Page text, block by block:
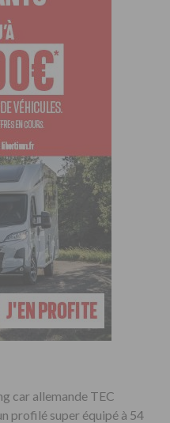
car allemande TEC
profilé super équipé à 54